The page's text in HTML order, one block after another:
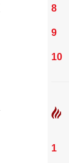
8
9
10
1